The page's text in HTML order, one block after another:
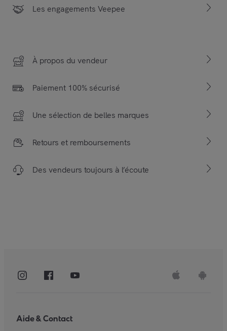
Les engagements Veepee
À propos du vendeur
Paiement 100% sécurisé
Une sélection de belles marques
Retours et remboursements
Des vendeurs toujours à l’écoute
Aide & Contact